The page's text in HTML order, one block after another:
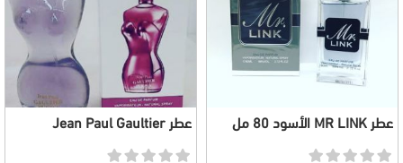
عطر MR LINK الأسود 80 مل
عطر Jean Paul Gaultier